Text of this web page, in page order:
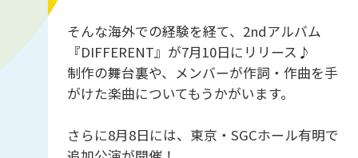
そんな海外での経験を経て、2ndアルバム
『DIFFERENT』が7月10日にリリース♪
制作の舞台裏や、メンバーが作詞・作曲を手
がけた楽曲についてもうかがいます。
さらに8月8日には、東京・SGCホール有明で